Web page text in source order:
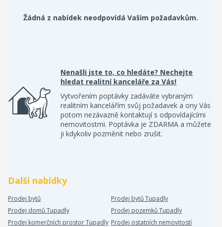
Žádná z nabídek neodpovídá Vašim požadavkům.
Nenašli jste to, co hledáte? Nechejte
hledat realitní kanceláře za Vás!
Vytvořením poptávky zadáváte vybraným
realitním kancelářím svůj požadavek a ony Vás
potom nezávazně kontaktují s odpovídajícími
nemovitostmi. Poptávka je ZDARMA a můžete
ji kdykoliv pozměnit nebo zrušit.
Další nabídky
Prodej bytů
Prodej bytů Tupadly
Prodej domů Tupadly
Prodej pozemků Tupadly
Prodej komerčních prostor Tupadly Prodej ostatních nemovitostí